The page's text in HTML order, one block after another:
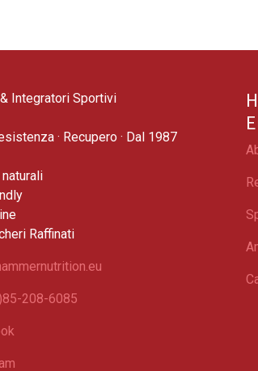
Integratori Sportivi
· Recupero · Dal 1987
Raffinati
208-6085